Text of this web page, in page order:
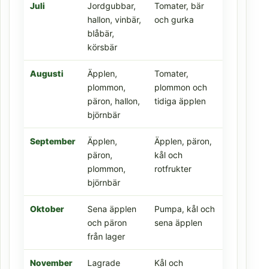
Juli
Jordgubbar,
hallon, vinbär,
blåbär,
körsbär
Tomater, bär
och gurka
Augusti
Äpplen,
plommon,
päron, hallon,
björnbär
Tomater,
plommon och
tidiga äpplen
September
Äpplen,
päron,
plommon,
björnbär
Äpplen, päron,
kål och
rotfrukter
Oktober
Sena äpplen
och päron
från lager
Pumpa, kål och
sena äpplen
November
Lagrade
Kål och